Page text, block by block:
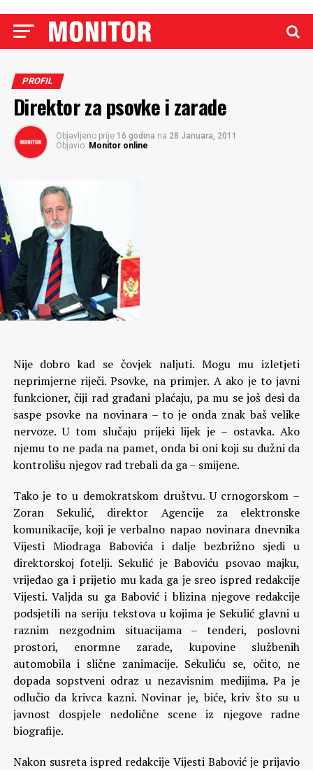
PROFIL
Direktor za psovke i zarade
Objavljeno prije 16 godina na 28 Januara, 2011
Objavio: Monitor online
Nije dobro kad se čovjek naljuti. Mogu mu izletjeti
neprimjerne riječi. Psovke, na primjer. A ako je to javni
funkcioner, čiji rad građani plaćaju, pa mu se još desi da
saspe psovke na novinara – to je onda znak baš velike
nervoze. U tom slučaju prijeki lijek je – ostavka. Ako
njemu to ne pada na pamet, onda bi oni koji su dužni da
kontrolišu njegov rad trebali da ga – smijene.
Tako je to u demokratskom društvu. U crnogorskom –
Zoran Sekulić, direktor Agencije za elektronske
komunikacije, koji je verbalno napao novinara dnevnika
Vijesti Miodraga Babovića i dalje bezbrižno sjedi u
direktorskoj fotelji. Sekulić je Baboviću psovao majku,
vrijeđao ga i prijetio mu kada ga je sreo ispred redakcije
Vijesti. Valjda su ga Babović i blizina njegove redakcije
podsjetili na seriju tekstova u kojima je Sekulić glavni u
raznim nezgodnim situacijama – tenderi, poslovni
prostori, enormne zarade, kupovine službenih
automobila i slične zanimacije. Sekuliću se, očito, ne
dopada sopstveni odraz u nezavisnim medijima. Pa je
odlučio da krivca kazni. Novinar je, biće, kriv što su u
javnost dospjele nedolične scene iz njegove radne
biografije.
Nakon susreta ispred redakcije Vijesti Babović je prijavio